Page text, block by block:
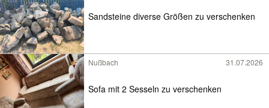
Sandsteine diverse Größen zu verschenken
Nußbach 31.07.2026
Sofa mit 2 Sesseln zu verschenken